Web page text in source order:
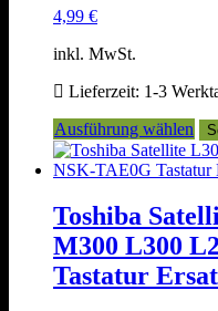
4,99 €
inkl. MwSt.
Lieferzeit: 1-3
Ausführung wählen
Toshiba
M300 L300
Tastatur